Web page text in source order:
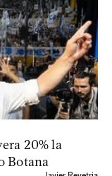
20% la
Botana